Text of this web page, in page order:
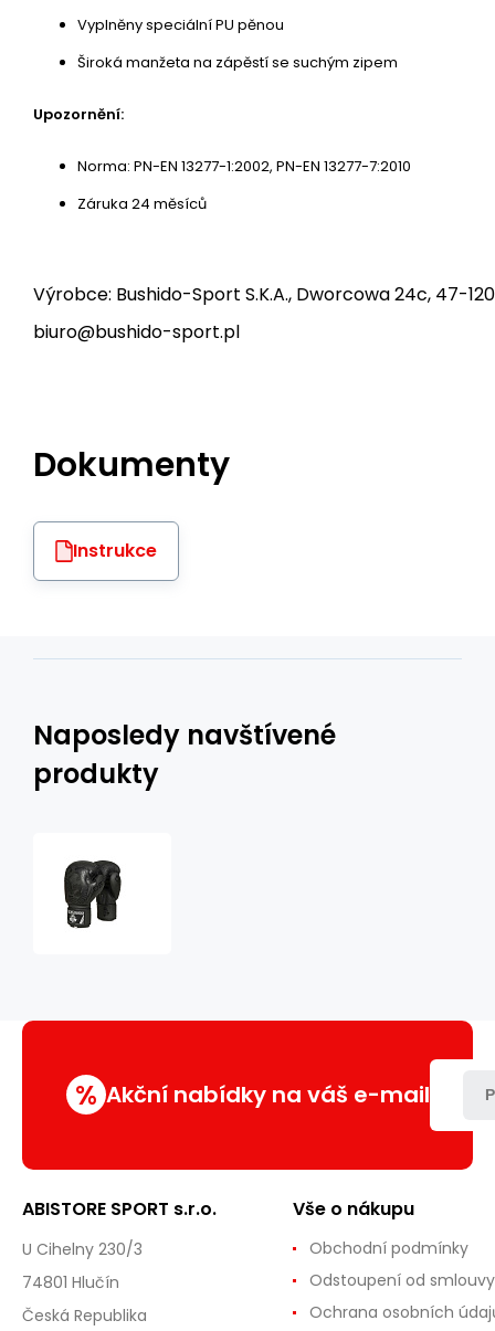
Vyplněny speciální PU pěnou
Široká manžeta na zápěstí se suchým zipem
Upozornění:
Norma: PN-EN 13277-1:2002, PN-EN 13277-7:2010
Záruka 24 měsíců
Výrobce: Bushido-Sport S.K.A., Dworcowa 24c, 47-
biuro@bushido-sport.pl
Dokumenty
Instrukce
Naposledy navštívené
produkty
% Akční nabídky na váš e-mail
ABISTORE SPORT s.r.o.
U Cihelny 230/3
74801 Hlučín
Česká Republika
Vše o nákupu
Obchodní podmínky
Odstoupení od smlouvy
Ochrana osobních